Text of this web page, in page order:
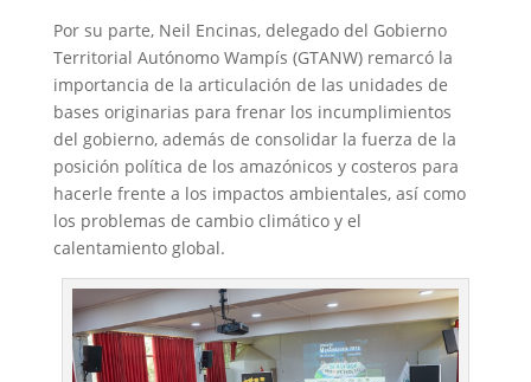
Por su parte, Neil Encinas, delegado del Gobierno
Territorial Autónomo Wampís (GTANW) remarcó la
importancia de la articulación de las unidades de
bases originarias para frenar los incumplimientos
del gobierno, además de consolidar la fuerza de la
posición política de los amazónicos y costeros para
hacerle frente a los impactos ambientales, así como
los problemas de cambio climático y el
calentamiento global.